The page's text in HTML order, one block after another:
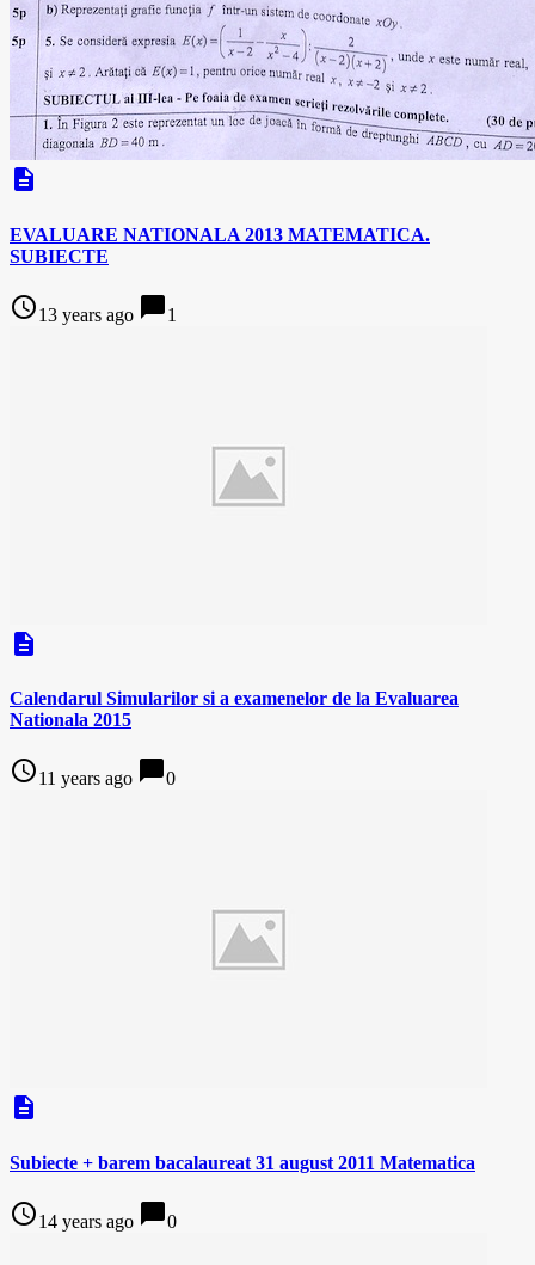
description
EVALUARE NATIONALA 2013 MATEMATICA.
SUBIECTE
access_time13 years ago chat_bubble1
description
Calendarul Simularilor si a examenelor de la Evaluarea
Nationala 2015
access_time11 years ago chat_bubble0
description
Subiecte + barem bacalaureat 31 august 2011 Matematica
access_time14 years ago chat_bubble0